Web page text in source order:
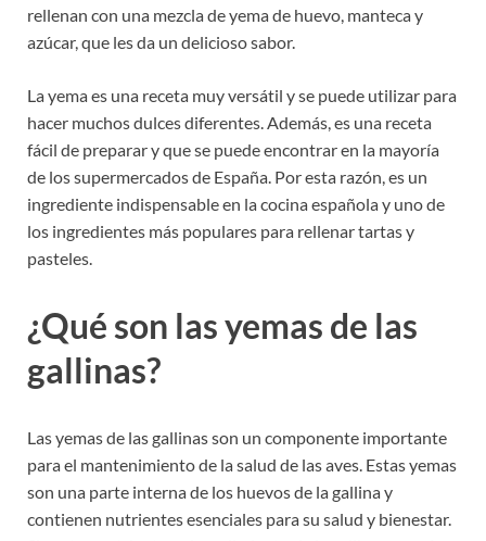
rellenan con una mezcla de yema de huevo, manteca y
azúcar, que les da un delicioso sabor.
La yema es una receta muy versátil y se puede utilizar para
hacer muchos dulces diferentes. Además, es una receta
fácil de preparar y que se puede encontrar en la mayoría
de los supermercados de España. Por esta razón, es un
ingrediente indispensable en la cocina española y uno de
los ingredientes más populares para rellenar tartas y
pasteles.
¿Qué son las yemas de las
gallinas?
Las yemas de las gallinas son un componente importante
para el mantenimiento de la salud de las aves. Estas yemas
son una parte interna de los huevos de la gallina y
contienen nutrientes esenciales para su salud y bienestar.